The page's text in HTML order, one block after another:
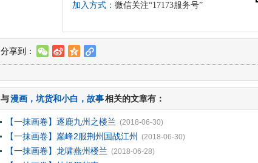
加入方式： 微信关注“17173服务号”
分享到： w t z l
与漫画 ，坑货和小白 ， 故事相关的文章有：
【一抹画卷】逐鹿九州之楼兰 (2018-06-30)
【一抹画卷】巅峰2服荆州国战江州 (2018-06-30)
【一抹画卷】龙啸燕州楼兰 (2018-06-28)